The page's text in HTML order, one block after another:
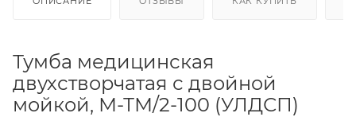
Тумба медицинская
двухстворчатая с двойной
мойкой, М-ТМ/2-100 (УЛДСП)